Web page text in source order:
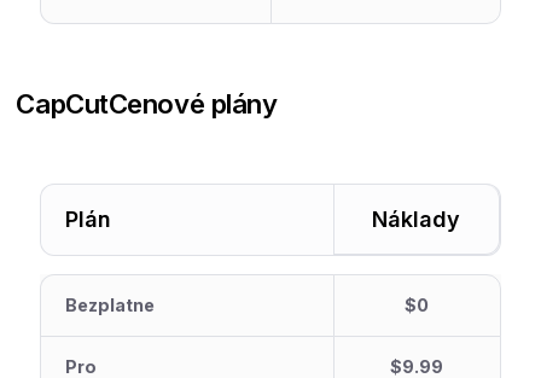
CapCutCenové plány
Plán Náklady
Bezplatne $0
Pro $9.99